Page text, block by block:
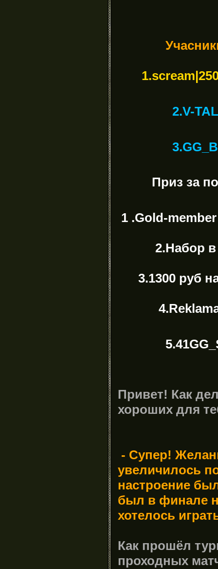
2.V-TAL
Приз за
1 .Gold-
2.Набор в
3.1300 руб
4.Reklama
Привет! Как
хороших для
- Супер!
увеличилось
настроение
был в финале
хотелось
Как прошёл
проходных